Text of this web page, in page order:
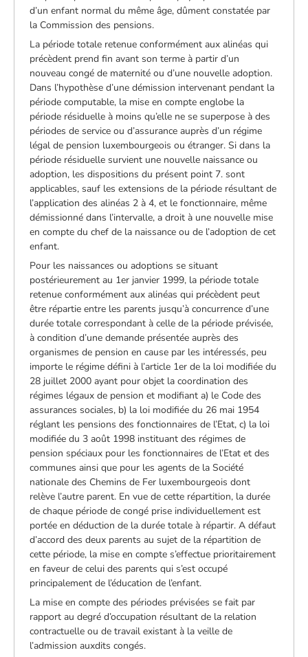
d’un enfant normal du même âge, dûment constatée par
la Commission des pensions.
La période totale retenue conformément aux alinéas qui
précèdent prend fin avant son terme à partir d’un
nouveau congé de maternité ou d’une nouvelle adoption.
Dans l’hypothèse d’une démission intervenant pendant la
période computable, la mise en compte englobe la
période résiduelle à moins qu’elle ne se superpose à des
périodes de service ou d’assurance auprès d’un régime
légal de pension luxembourgeois ou étranger. Si dans la
période résiduelle survient une nouvelle naissance ou
adoption, les dispositions du présent point 7. sont
applicables, sauf les extensions de la période résultant de
l’application des alinéas 2 à 4, et le fonctionnaire, même
démissionné dans l’intervalle, a droit à une nouvelle mise
en compte du chef de la naissance ou de l’adoption de cet
enfant.
Pour les naissances ou adoptions se situant
postérieurement au 1er janvier 1999, la période totale
retenue conformément aux alinéas qui précèdent peut
être répartie entre les parents jusqu’à concurrence d’une
durée totale correspondant à celle de la période prévisée,
à condition d’une demande présentée auprès des
organismes de pension en cause par les intéressés, peu
importe le régime défini à l’article 1er de la loi modifiée du
28 juillet 2000 ayant pour objet la coordination des
régimes légaux de pension et modifiant a) le Code des
assurances sociales, b) la loi modifiée du 26 mai 1954
réglant les pensions des fonctionnaires de l’Etat, c) la loi
modifiée du 3 août 1998 instituant des régimes de
pension spéciaux pour les fonctionnaires de l’Etat et des
communes ainsi que pour les agents de la Société
nationale des Chemins de Fer luxembourgeois dont
relève l’autre parent. En vue de cette répartition, la durée
de chaque période de congé prise individuellement est
portée en déduction de la durée totale à répartir. A défaut
d’accord des deux parents au sujet de la répartition de
cette période, la mise en compte s’effectue prioritairement
en faveur de celui des parents qui s’est occupé
principalement de l’éducation de l’enfant.
La mise en compte des périodes prévisées se fait par
rapport au degré d’occupation résultant de la relation
contractuelle ou de travail existant à la veille de
l’admission auxdits congés.